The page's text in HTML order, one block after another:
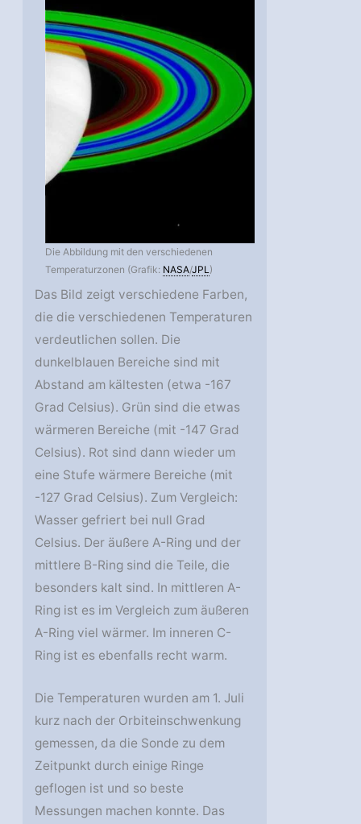
Die Abbildung mit den verschiedenen
Temperaturzonen (Grafik: NASA/JPL)
Das Bild zeigt verschiedene Farben,
die die verschiedenen Temperaturen
verdeutlichen sollen. Die
dunkelblauen Bereiche sind mit
Abstand am kältesten (etwa -167
Grad Celsius). Grün sind die etwas
wärmeren Bereiche (mit -147 Grad
Celsius). Rot sind dann wieder um
eine Stufe wärmere Bereiche (mit
-127 Grad Celsius). Zum Vergleich:
Wasser gefriert bei null Grad
Celsius. Der äußere A-Ring und der
mittlere B-Ring sind die Teile, die
besonders kalt sind. In mittleren A-
Ring ist es im Vergleich zum äußeren
A-Ring viel wärmer. Im inneren C-
Ring ist es ebenfalls recht warm.
Die Temperaturen wurden am 1. Juli
kurz nach der Orbiteinschwenkung
gemessen, da die Sonde zu dem
Zeitpunkt durch einige Ringe
geflogen ist und so beste
Messungen machen konnte. Das